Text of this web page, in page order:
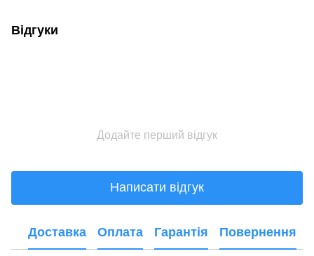
Відгуки
Додайте перший відгук
Написати відгук
Доставка Оплата Гарантія Повернення